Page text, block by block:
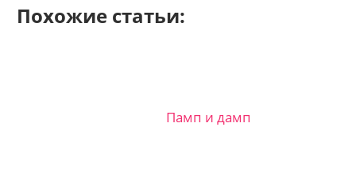
Похожие статьи:
Памп и дамп